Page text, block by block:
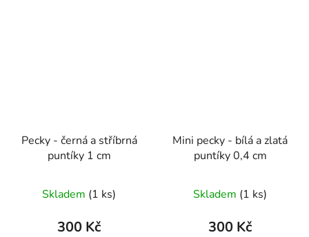
Pecky - černá a stříbrná
puntíky 1 cm
Skladem (1 ks)
300 Kč
Mini pecky - bílá a zlatá
puntíky 0,4 cm
Skladem (1 ks)
300 Kč